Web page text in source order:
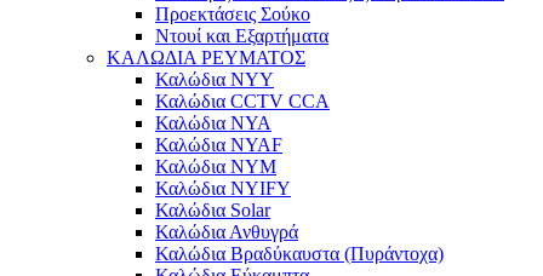
Προεκτάσεις Σούκο
Ντουί και Εξαρτήματα
ΚΑΛΩΔΙΑ ΡΕΥΜΑΤΟΣ
Καλώδια NYY
Καλώδια CCTV CCA
Καλώδια NYA
Καλώδια NYAF
Καλώδια NYM
Καλώδια NYIFY
Καλώδια Solar
Καλώδια Ανθυγρά
Καλώδια Βραδύκαυστα (Πυράντοχα)